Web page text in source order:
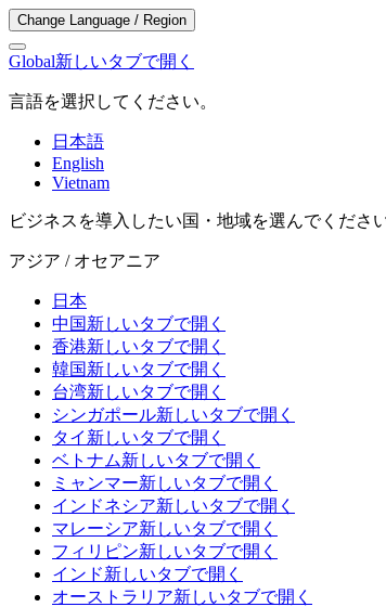
Change Language / Region
Global新しいタブで開く
言語を選択してください。
日本語
English
Vietnam
ビジネスを導入したい国・地域を選んでください
アジア / オセアニア
日本
中国新しいタブで開く
香港新しいタブで開く
韓国新しいタブで開く
台湾新しいタブで開く
シンガポール新しいタブで開く
タイ 新しいタブで開く
ベトナム新しいタブで開く
ミャンマー新しいタブで開く
インドネシア新しいタブで開く
マレーシア新しいタブで開く
フィリピン新しいタブで開く
インド新しいタブで開く
オーストラリア新しいタブで開く